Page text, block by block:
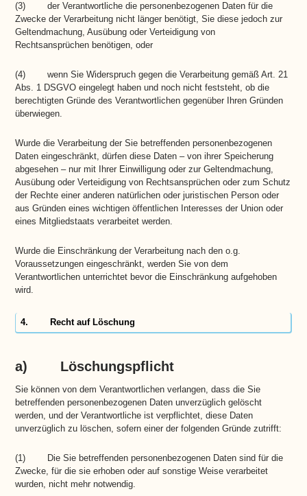
(3) der Verantwortliche die personenbezogenen Daten für die
Zwecke der Verarbeitung nicht länger benötigt, Sie diese jedoch zur
Geltendmachung, Ausübung oder Verteidigung von
Rechtsansprüchen benötigen, oder
(4) wenn Sie Widerspruch gegen die Verarbeitung gemäß Art. 21
Abs. 1 DSGVO eingelegt haben und noch nicht feststeht, ob die
berechtigten Gründe des Verantwortlichen gegenüber Ihren Gründen
überwiegen.
Wurde die Verarbeitung der Sie betreffenden personenbezogenen
Daten eingeschränkt, dürfen diese Daten – von ihrer Speicherung
abgesehen – nur mit Ihrer Einwilligung oder zur Geltendmachung,
Ausübung oder Verteidigung von Rechtsansprüchen oder zum Schutz
der Rechte einer anderen natürlichen oder juristischen Person oder
aus Gründen eines wichtigen öffentlichen Interesses der Union oder
eines Mitgliedstaats verarbeitet werden.
Wurde die Einschränkung der Verarbeitung nach den o.g.
Voraussetzungen eingeschränkt, werden Sie von dem
Verantwortlichen unterrichtet bevor die Einschränkung aufgehoben
wird.
4. Recht auf Löschung
a) Löschungspflicht
Sie können von dem Verantwortlichen verlangen, dass die Sie
betreffenden personenbezogenen Daten unverzüglich gelöscht
werden, und der Verantwortliche ist verpflichtet, diese Daten
unverzüglich zu löschen, sofern einer der folgenden Gründe zutrifft:
(1) Die Sie betreffenden personenbezogenen Daten sind für die
Zwecke, für die sie erhoben oder auf sonstige Weise verarbeitet
wurden, nicht mehr notwendig.